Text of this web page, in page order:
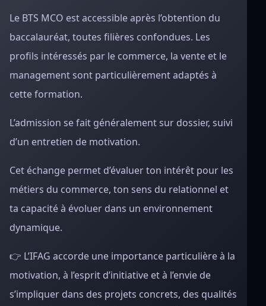
Le BTS MCO est accessible après l’obtention du
baccalauréat, toutes filières confondues. Les
profils intéressés par le commerce, la vente et le
management sont particulièrement adaptés à
cette formation.
L’admission se fait généralement sur dossier, suivi
d’un entretien de motivation.
Cet échange permet d’évaluer ton intérêt pour les
métiers du commerce, ton sens du relationnel et
ta capacité à évoluer dans un environnement
dynamique.
👉 L’IFAG accorde une importance particulière à la
motivation, à l’esprit d’initiative et à l’envie de
s’impliquer dans des projets concrets, des qualités